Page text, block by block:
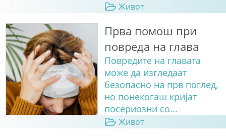
Живот
Прва помош при
повреда на глава
Повредите на главата
може да изгледаат
безопасно на прв поглед,
но понекогаш кријат
посериозни со...
Живот